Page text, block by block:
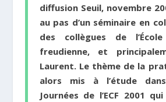
diffusion Seuil, novembre
au pas d’un séminaire en
des collègues de
freudienne, et
Laurent. Le thème de la
alors mis à l’étude
Journées de l’ECF 2001